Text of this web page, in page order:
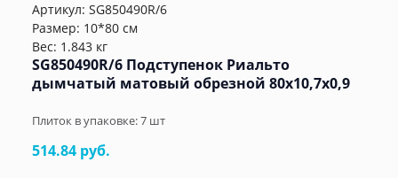
Артикул: SG850490R/6
Размер: 10*80 см
Вес: 1.843 кг
SG850490R/6 Подступенок Риальто
дымчатый матовый обрезной 80x10,7x0,9
Плиток в упаковке:7 шт
514.84 руб.